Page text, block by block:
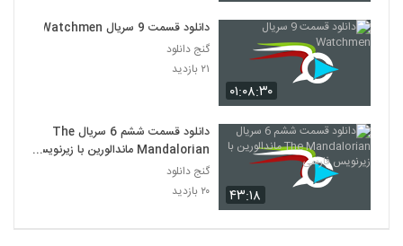
۰۱:۰۸:۳۰
دانلود قسمت 9 سریال Watchmen
گنج دانلود
۲۱ بازدید
۴۳:۱۸
دانلود قسمت ششم 6 سریال The
Mandalorian ماندالورین با زیرنویس
فارسی
گنج دانلود
۲۰ بازدید